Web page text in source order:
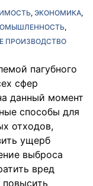
ЭКОНОМИКА
ПРОИЗВОДСТВО
пагубного
сфер
данный момент
способы для
отходов,
ущерб
выброса
вред